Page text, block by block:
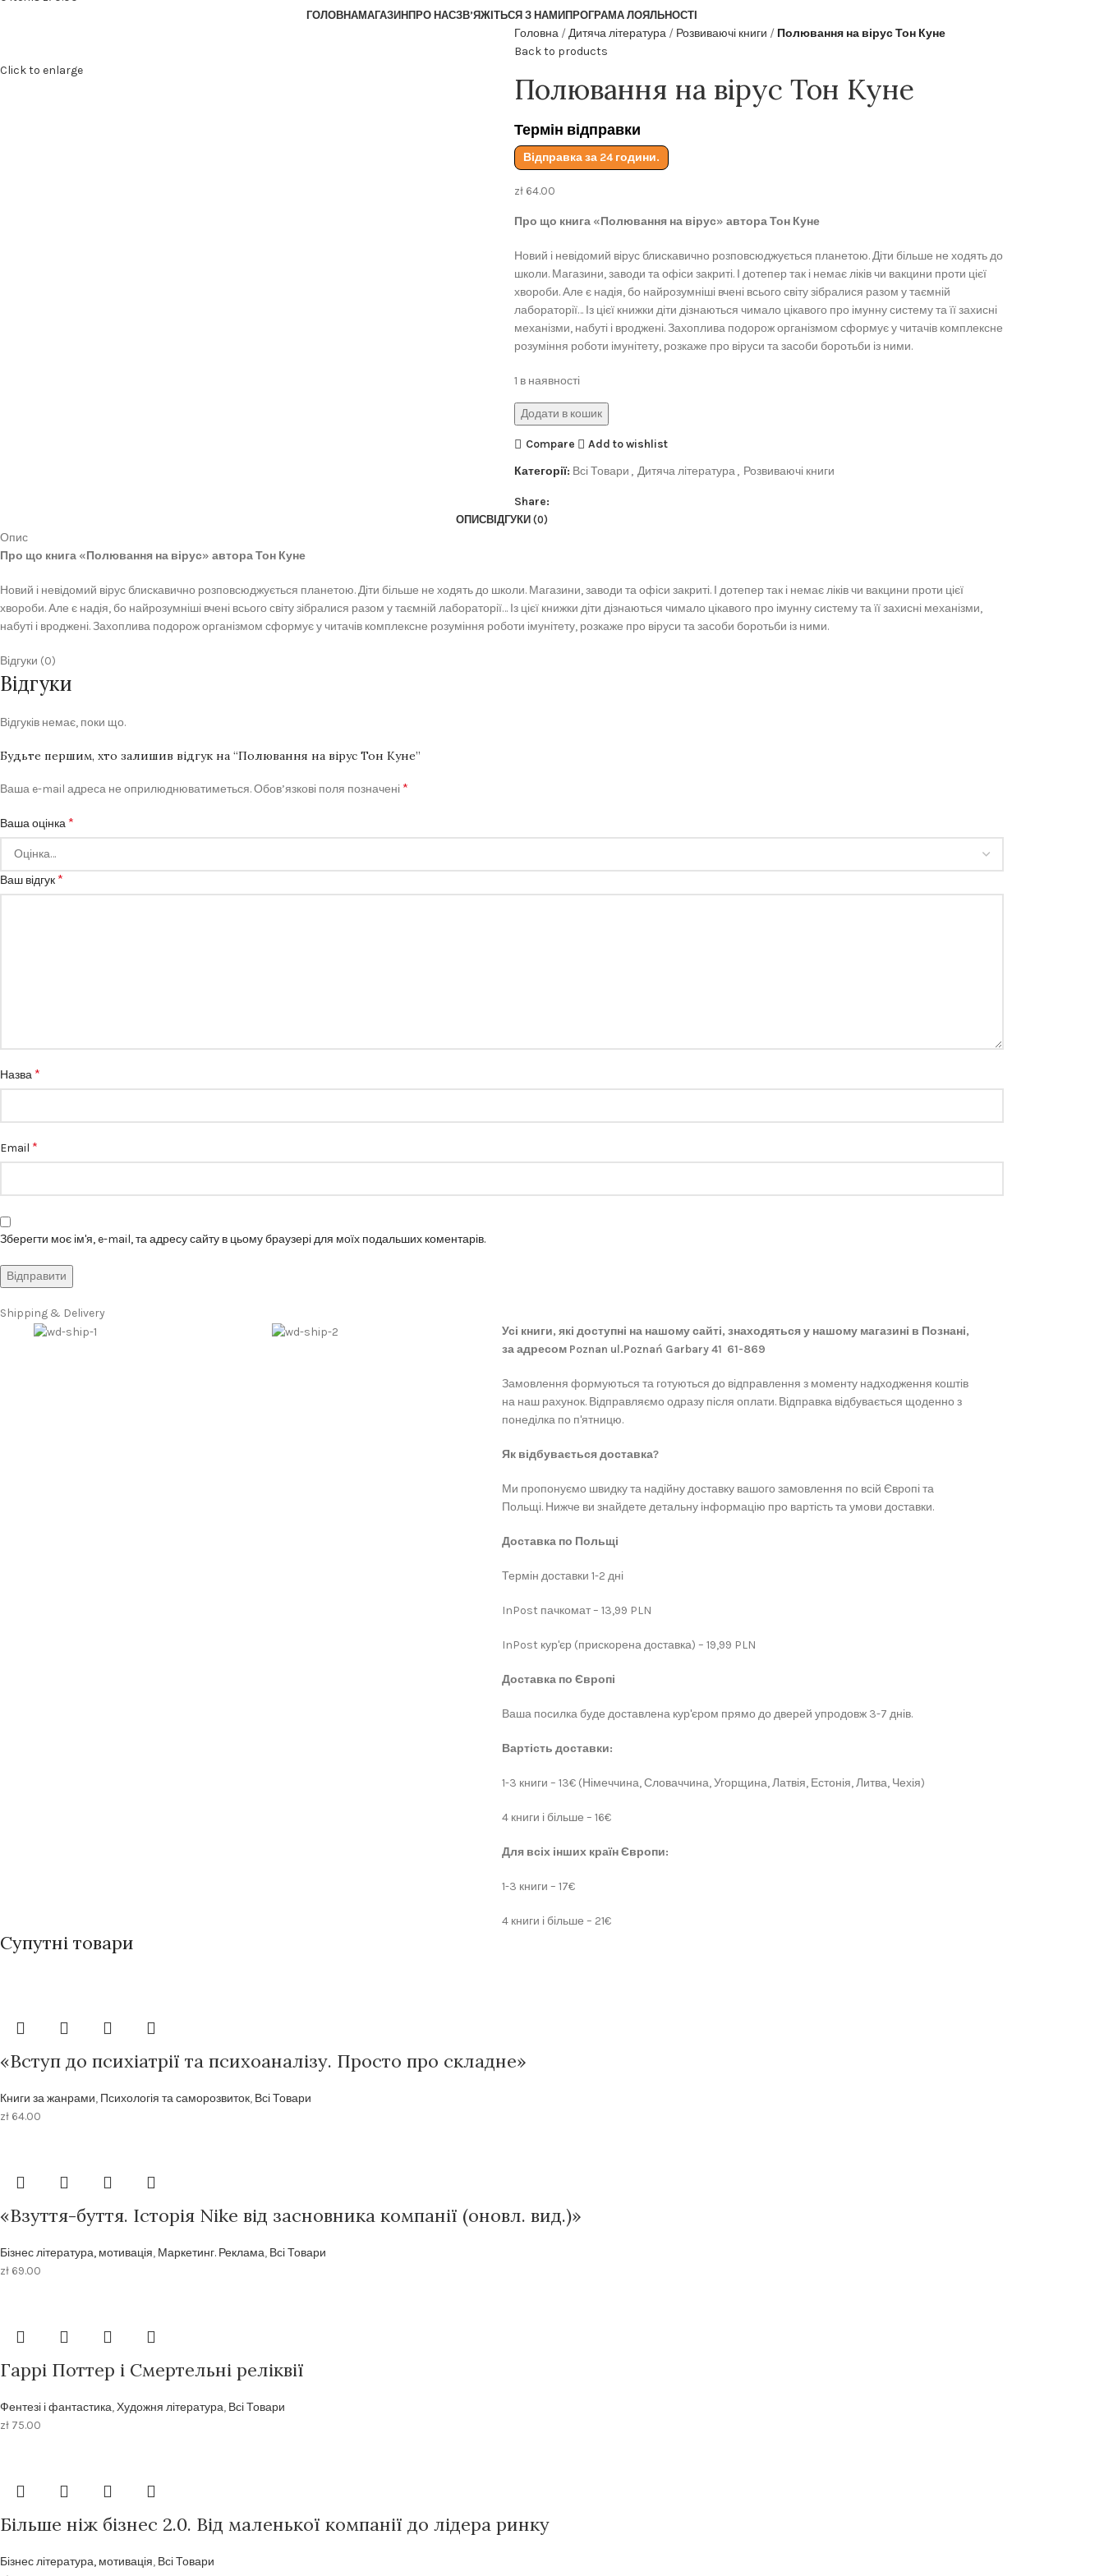
ГОЛОВНАМАГАЗИН ПРО НАСЗВ’ЯЖІТЬСЯ З НАМИ ПРОГРАМА ЛОЯЛЬНОСТІ
Click to enlarge
Головна Дитяча література Розвиваючі книги
Полювання на вірус Тон Куне
Back to products
Полювання на вірус Тон Куне
Термін відправки
Відправка за 24 години.
zł64.00
Про що книга «Полювання на вірус» автора Тон Куне
Новий і невідомий вірус блискавично розповсюджується планетою. Діти більше не ходять до
школи. Магазини, заводи та офіси закриті. І дотепер так і немає ліків чи вакцини проти цієї
хвороби. Але є надія, бо найрозумніші вчені всього світу зібралися разом у таємній
лабораторії… Із цієї книжки діти дізнаються чимало цікавого про імунну систему та її захисні
механізми, набуті і вроджені. Захоплива подорож організмом сформує у читачів комплексне
розуміння роботи імунітету, розкаже про віруси та засоби боротьби із ними.
1 в наявності
Додати в кошик
Compare
Add to wishlist
Категорії: Всі Товари , Дитяча література, Розвиваючі книги
Share:
ОПИСВІДГУКИ (0)
Опис
Про що книга «Полювання на вірус» автора Тон Куне
Новий і невідомий вірус блискавично розповсюджується планетою. Діти більше не ходять до школи. Магазини, заводи та офіси закриті. І дотепер так і немає ліків чи вакцини проти цієї
хвороби. Але є надія, бо найрозумніші вчені всього світу зібралися разом у таємній лабораторії… Із цієї книжки діти дізнаються чимало цікавого про імунну систему та її захисні механізми,
набуті і вроджені. Захоплива подорож організмом сформує у читачів комплексне розуміння роботи імунітету, розкаже про віруси та засоби боротьби із ними.
Відгуки (0)
Відгуки
Відгуків немає, поки що.
Будьте першим, хто залишив відгук на “Полювання на вірус Тон Куне”
Ваша e-mail адреса не оприлюднюватиметься.Обов’язкові поля позначені *
Ваша оцінка *
Ваш відгук *
Назва *
Email *
Зберегти моє ім'я, e-mail, та адресу сайту в цьому браузері для моїх подальших коментарів.
Shipping & Delivery
Усі книги, які доступні на нашому сайті, знаходяться у нашому магазині в Познані,
за адресом Poznan ul.Poznań Garbary 41 61-869
Замовлення формуються та готуються до відправлення з моменту надходження коштів
на наш рахунок. Відправляємо одразу після оплати. Відправка відбувається щоденно з
понеділка по п'ятницю.
Як відбувається доставка?
Ми пропонуємо швидку та надійну доставку вашого замовлення по всій Європі та
Польщі. Нижче ви знайдете детальну інформацію про вартість та умови доставки.
Доставка по Польщі
Термін доставки 1-2 дні
InPost пачкомат – 13,99 PLN
InPost кур'єр (прискорена доставка) – 19,99 PLN
Доставка по Європі
Ваша посилка буде доставлена кур'єром прямо до дверей упродовж 3-7 днів.
Вартість доставки:
1-3 книги – 13€ (Німеччина, Словаччина, Угорщина, Латвія, Естонія, Литва, Чехія)
4 книги і більше – 16€
Для всіх інших країн Європи:
1-3 книги – 17€
4 книги і більше – 21€
Супутні товари
«Вступ до психіатрії та психоаналізу. Просто про складне»
Книги за жанрами, Психологія та саморозвиток, Всі Товари
zł 64.00
«Взуття-буття. Історія Nike від засновника компанії (оновл. вид.)»
Бізнес література, мотивація, Маркетинг. Реклама, Всі Товари
zł 69.00
Гаррі Поттер і Смертельні реліквії
Фентезі і фантастика,Художня література, Всі Товари
zł 75.00
Більше ніж бізнес 2.0. Від маленької компанії до лідера ринку
Бізнес література, мотивація, Всі Товари